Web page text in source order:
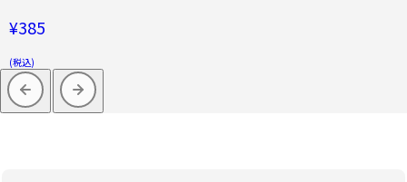
¥385
(税込)